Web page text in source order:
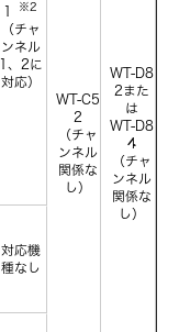
※2
（チャ
ンネル
1、2に
対応）
WT-C5
2
（チャ
ンネル
関係な
し）
WT-D8
2また
は
WT-D8
4
（チャ
ンネル
関係な
し）
対応機
種なし